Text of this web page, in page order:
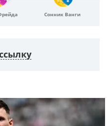
Сонник Ванги